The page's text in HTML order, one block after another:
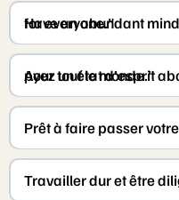
Have an abundant mindset. "God created enough for everyone."
Ayez un état d’esprit abondant. "Dieu a créé assez pour tout le monde."
Prêt à faire passer
Travailler dur et être